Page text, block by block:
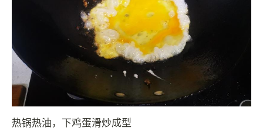
热锅热油，下鸡蛋滑炒成型